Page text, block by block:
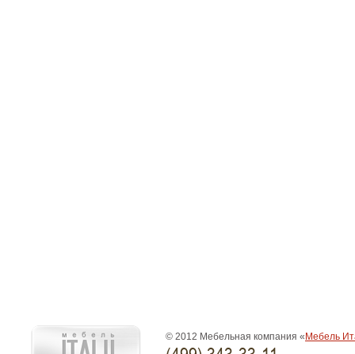
© 2012 Мебельная компания « Мебель